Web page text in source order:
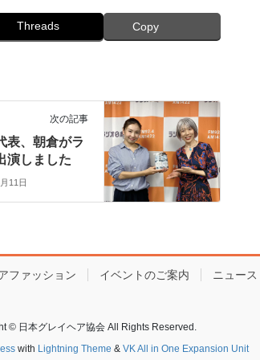
Threads Copy
次の記事
表、朝倉がラ
演しました
11日
ファッション イベントのご案内 ニュース
© 日本グレイヘア協会 All Rights Reserved.
with Lightning Theme & VK All in One Expansion Unit